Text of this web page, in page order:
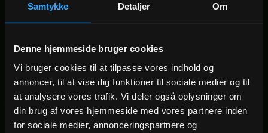
Samtykke Detaljer Om
Denne hjemmeside bruger cookies
Vi bruger cookies til at tilpasse vores indhold og
annoncer, til at vise dig funktioner til sociale medier og til
at analysere vores trafik. Vi deler også oplysninger om
din brug af vores hjemmeside med vores partnere inden
for sociale medier, annonceringspartnere og
GRO. Kan varmt anbefales til et
afslappende ophold.”
kommer igen næste
GOOGLE
veltilberedt.”
★★★★★ TRUSTPILOT
“Vi havde dejlige 4 nætter her.
Værelset var lyst og rent,
morgenmaden varieret og god.
Personalet gik altid den ekstra mil.”